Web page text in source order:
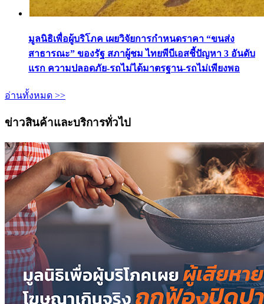
มูลนิธิเพื่อผู้บริโภค เผยวิจัยการกำหนดราคา “ขนส่ง
สาธารณะ” ของรัฐ สภาผู้ชม ไทยพีบีเอสชี้ปัญหา 3 อันดับ
แรก ความปลอดภัย-รถไม่ได้มาตรฐาน-รถไม่เพียงพอ
อ่านทั้งหมด >>
ข่าวสินค้าและบริการทั่วไป